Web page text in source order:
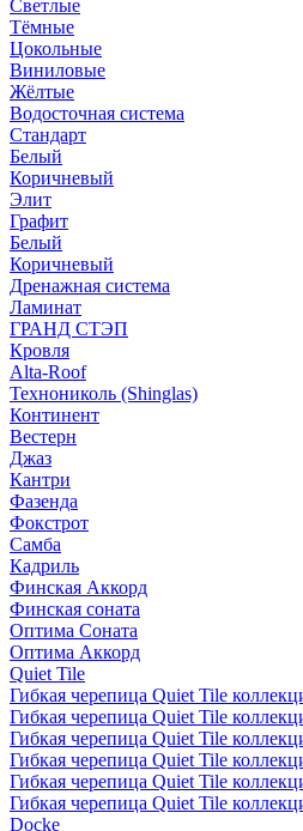
Светлые
Тёмные
Цокольные
Виниловые
Жёлтые
Водосточная система
Стандарт
Белый
Коричневый
Элит
Графит
Белый
Коричневый
Дренажная система
Ламинат
ГРАНД СТЭП
Кровля
Alta-Roof
Технониколь (Shinglas)
Континент
Вестерн
Джаз
Кантри
Фазенда
Фокстрот
Самба
Кадриль
Финская Аккорд
Финская соната
Оптима Соната
Оптима Аккорд
Quiet Tile
Гибкая черепица Quiet Tile
Гибкая черепица Quiet Tile
Гибкая черепица Quiet Tile
Гибкая черепица Quiet Tile
Гибкая черепица Quiet Tile
Гибкая черепица Quiet Tile
Docke